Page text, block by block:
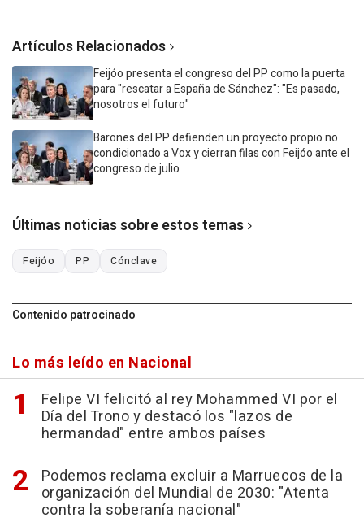
Artículos Relacionados
Feijóo presenta el congreso del PP como la puerta
para "rescatar a España de Sánchez": "Es pasado,
nosotros el futuro"
Barones del PP defienden un proyecto propio no
condicionado a Vox y cierran filas con Feijóo ante el
congreso de julio
Últimas noticias sobre estos temas
Feijóo PP Cónclave
Contenido patrocinado
Lo más leído en Nacional
Felipe VI felicitó al rey Mohammed VI por el
Día del Trono y destacó los "lazos de
hermandad" entre ambos países
Podemos reclama excluir a Marruecos de la
organización del Mundial de 2030: "Atenta
contra la soberanía nacional"